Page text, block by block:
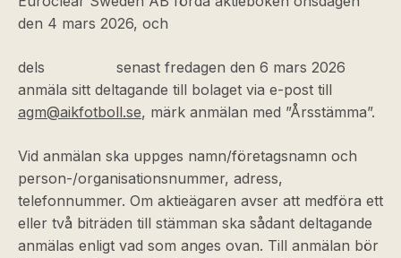
den 4 mars 2026, och
dels senast fredagen den 6 mars 2026
anmäla sitt deltagande till bolaget via e-post till
agm@aikfotboll.se, märk anmälan med ”Årsstämma”.
Vid anmälan ska uppges namn/företagsnamn och
person-/organisationsnummer, adress,
telefonnummer. Om aktieägaren avser att medföra ett
eller två biträden till stämman ska sådant deltagande
anmälas enligt vad som anges ovan. Till anmälan bör